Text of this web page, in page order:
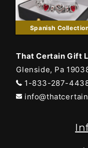
Spanish
That Certain Gift
Glenside, Pa
1-833-287-